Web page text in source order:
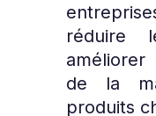
réduire
de la
produits